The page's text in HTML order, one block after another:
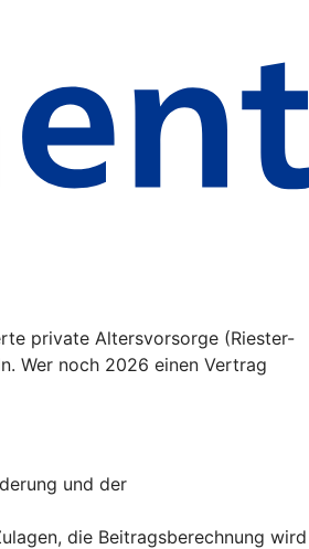
private Altersvorsorge (Riester-
Wer noch 2026 einen Vertrag
und der
die Beitragsberechnung wird